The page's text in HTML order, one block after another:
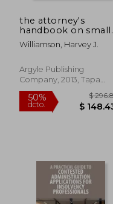
the attorney's
handbook on small
business
reorganization under
Inglés)
Williamson, Harvey J.
Argyle Publishing
Company, 2013, Tapa
Blanda, Nuevo